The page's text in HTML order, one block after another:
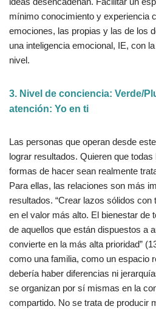
mínimo conocimiento y experiencia
emociones, las propias y las de los
una inteligencia emocional, IE, con
nivel.
3. Nivel de conciencia: Verde/
atención: Yo en ti
Las personas que operan desde
lograr resultados. Quieren que
formas de hacer sean realmente
Para ellas, las relaciones son más
resultados. “Crear lazos sólidos
en el valor más alto. El bienestar de
de aquellos que están dispuestos a
convierte en la más alta prioridad”
como una familia, como un espacio
debería haber diferencias ni
se organizan por sí mismas en la
compartido. No se trata de producir